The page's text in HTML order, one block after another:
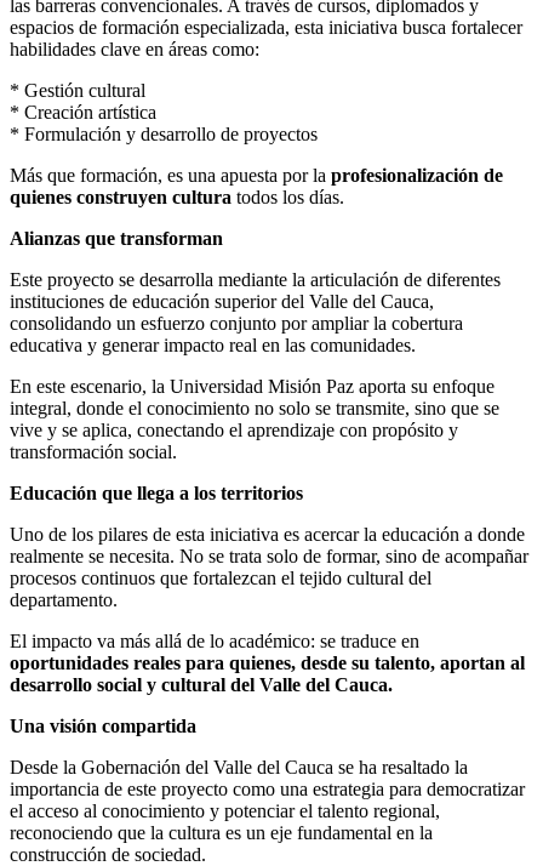
las barreras convencionales. A través de cursos, diplomados y
espacios de formación especializada, esta iniciativa busca fortalecer
habilidades clave en áreas como:
* Gestión cultural
* Creación artística
* Formulación y desarrollo de proyectos
Más que formación, es una apuesta por la profesionalización de
quienes construyen cultura todos los días.
Alianzas que transforman
Este proyecto se desarrolla mediante la articulación de diferentes
instituciones de educación superior del Valle del Cauca,
consolidando un esfuerzo conjunto por ampliar la cobertura
educativa y generar impacto real en las comunidades.
En este escenario, la Universidad Misión Paz aporta su enfoque
integral, donde el conocimiento no solo se transmite, sino que se
vive y se aplica, conectando el aprendizaje con propósito y
transformación social.
Educación que llega a los territorios
Uno de los pilares de esta iniciativa es acercar la educación a donde
realmente se necesita. No se trata solo de formar, sino de acompañar
procesos continuos que fortalezcan el tejido cultural del
departamento.
El impacto va más allá de lo académico: se traduce en
oportunidades reales para quienes, desde su talento, aportan al
desarrollo social y cultural del Valle del Cauca.
Una visión compartida
Desde la Gobernación del Valle del Cauca se ha resaltado la
importancia de este proyecto como una estrategia para democratizar
el acceso al conocimiento y potenciar el talento regional,
reconociendo que la cultura es un eje fundamental en la
construcción de sociedad.